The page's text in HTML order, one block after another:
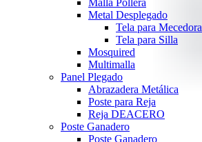
Metal Desplegado
Tela para Mecedora
Tela para Silla
Mosquired
Multimalla
Panel Plegado
Abrazadera Metálica
Poste para Reja
Reja DEACERO
Poste Ganadero
Poste Ganadero